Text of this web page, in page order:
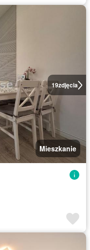
19zdjęcia
Mieszkanie